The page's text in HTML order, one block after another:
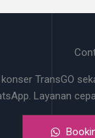
TransGO
Layanan